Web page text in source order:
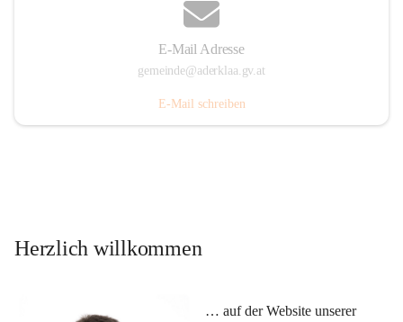
E-Mail Adresse
gemeinde@aderklaa.gv.at
E-Mail schreiben
Herzlich willkommen
… auf der Website unserer